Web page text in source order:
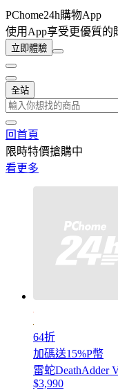
PChome24h購物App
使用App享受更優質的
立即體驗
全站
回首頁
限時特價搶購中
看更多
64折
加碼送15%P幣
雷蛇DeathAdder
$3,990